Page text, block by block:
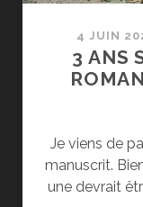
4 JUIN
3 ANS
Je viens de
manuscrit.
une devrait